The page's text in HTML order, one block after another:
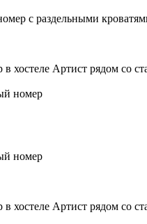
с раздельными
номер
номер